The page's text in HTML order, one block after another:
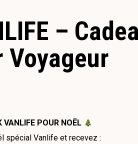
–
Voyageur
VANLIFE POUR NOËL
spécial Vanlife et recevez :